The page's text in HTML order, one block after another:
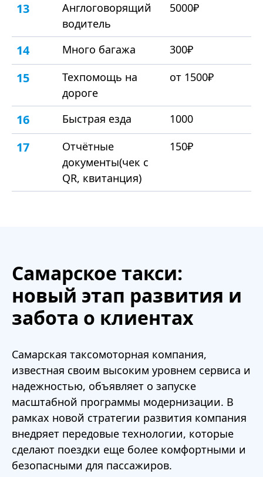
13
Англоговорящий
водитель
5000₽
14 Много багажа 300₽
15
Техпомощь на
дороге
от 1500₽
16 Быстрая езда 1000
17
Отчётные
документы(чек с
QR, квитанция)
150₽
Самарское такси:
новый этап развития и
забота о клиентах
Самарская таксомоторная компания,
известная своим высоким уровнем сервиса и
надежностью, объявляет о запуске
масштабной программы модернизации. В
рамках новой стратегии развития компания
внедряет передовые технологии, которые
сделают поездки еще более комфортными и
безопасными для пассажиров.